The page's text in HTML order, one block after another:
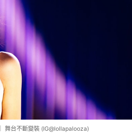
舞台不斷變裝 (IG@lollapalooza)